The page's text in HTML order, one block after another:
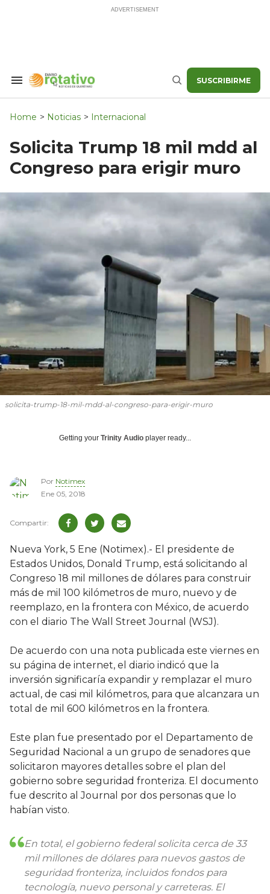
Search
Navigation
Buscar SUSCRIBIRME
Home > Noticias > Internacional
Solicita Trump 18 mil mdd al
Congreso para erigir muro
solicita-trump-18-mil-mdd-al-congreso-para-erigir-muro
Getting your Trinity Audio player ready...
Por Notimex
Ene 05, 2018
Nueva York, 5 Ene (Notimex).- El presidente de
Estados Unidos, Donald Trump, está solicitando al
Congreso 18 mil millones de dólares para construir
más de mil 100 kilómetros de muro, nuevo y de
reemplazo, en la frontera con México, de acuerdo
con el diario The Wall Street Journal (WSJ).
De acuerdo con una nota publicada este viernes en
su página de internet, el diario indicó que la
inversión significaría expandir y remplazar el muro
actual, de casi mil kilómetros, para que alcanzara un
total de mil 600 kilómetros en la frontera.
Este plan fue presentado por el Departamento de
Seguridad Nacional a un grupo de senadores que
solicitaron mayores detalles sobre el plan del
gobierno sobre seguridad fronteriza. El documento
fue descrito al Journal por dos personas que lo
habían visto.
En total, el gobierno federal solicita cerca de 33
mil millones de dólares para nuevos gastos de
seguridad fronteriza, incluidos fondos para
tecnología, nuevo personal y carreteras. El